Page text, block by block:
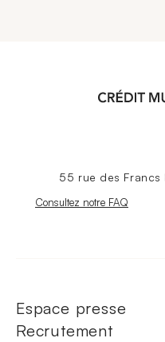
55 rue des
Nouvelle fenêtre
Consultez notre FAQ
Espace presse
Recrutement